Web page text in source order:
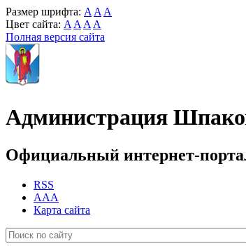
Размер шрифта: A A A
Цвет сайта: A A A A
Полная версия сайта
Администрация
Официальный интернет-
RSS
AAA
Карта сайта